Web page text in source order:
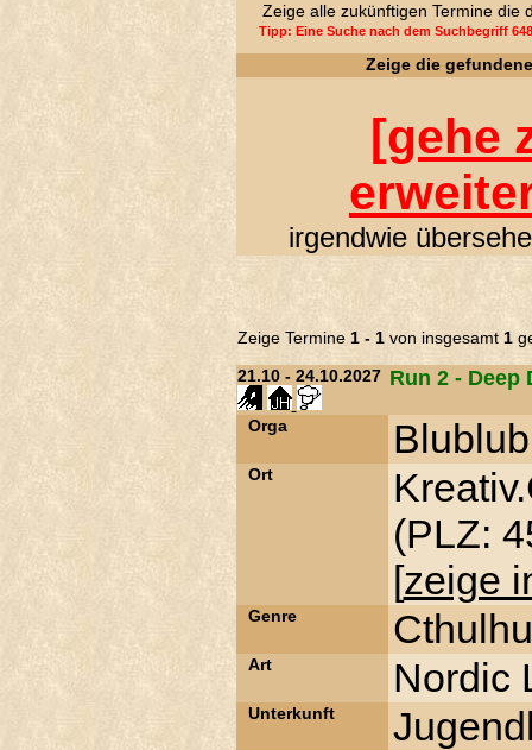
Zeige alle zukünftigen Termine
Tipp: Eine Suche nach dem Suchbegriff
Zeige die
[gehe
irgendwie
Zeige Termine 1 - 1von insgesamt 1
21.10 - 24.10.2027 Run 2 -
Orga
Ort
(PLZ:
[zeige
Genre Cthulhu
Art Nordic
Unterkunft